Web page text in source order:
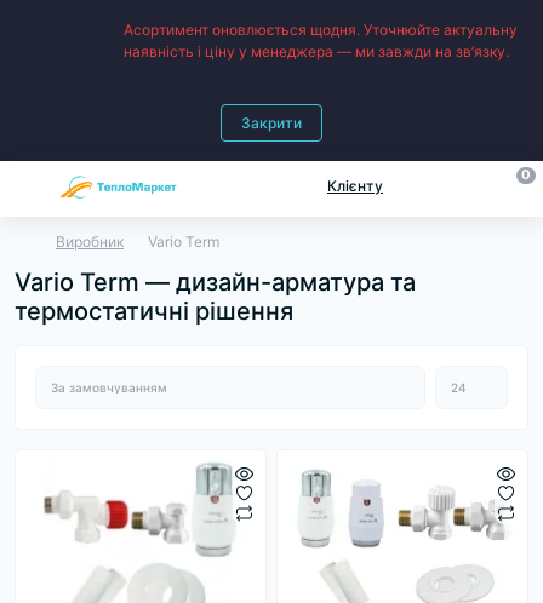
Асортимент оновлюється щодня. Уточнюйте актуальну
наявність і ціну у менеджера — ми завжди на зв’язку.
Закрити
Клієнту
0
Виробник Vario Term
Vario Term — дизайн-арматура та
термостатичні рішення